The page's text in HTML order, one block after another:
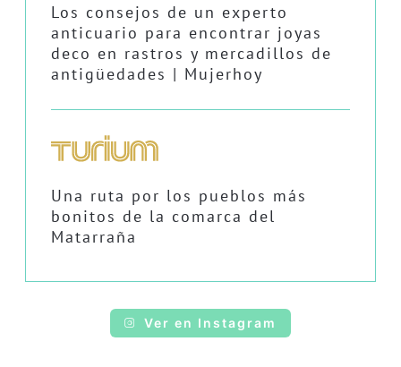
Los consejos de un experto
anticuario para encontrar joyas
deco en rastros y mercadillos de
antigüedades | Mujerhoy
Una ruta por los pueblos más
bonitos de la comarca del
Matarraña
Ver en Instagram